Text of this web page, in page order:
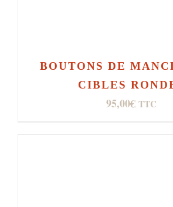
BOUTONS DE
CIBLES
95,00€ TTC